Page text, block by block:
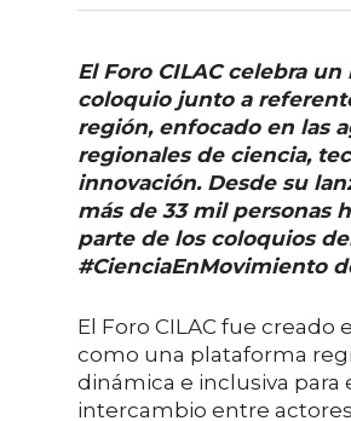
El Foro CILAC celebra un
coloquio junto a
región, enfocado en las
regionales de ciencia,
innovación. Desde su
más de 33 mil personas
parte de los coloquios
#CienciaEnMovimiento
El Foro CILAC fue creado
como una plataforma
dinámica e inclusiva para
intercambio entre